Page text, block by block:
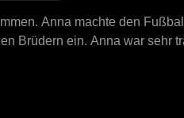
Anna machte den
Brüdern ein. Anna war sehr